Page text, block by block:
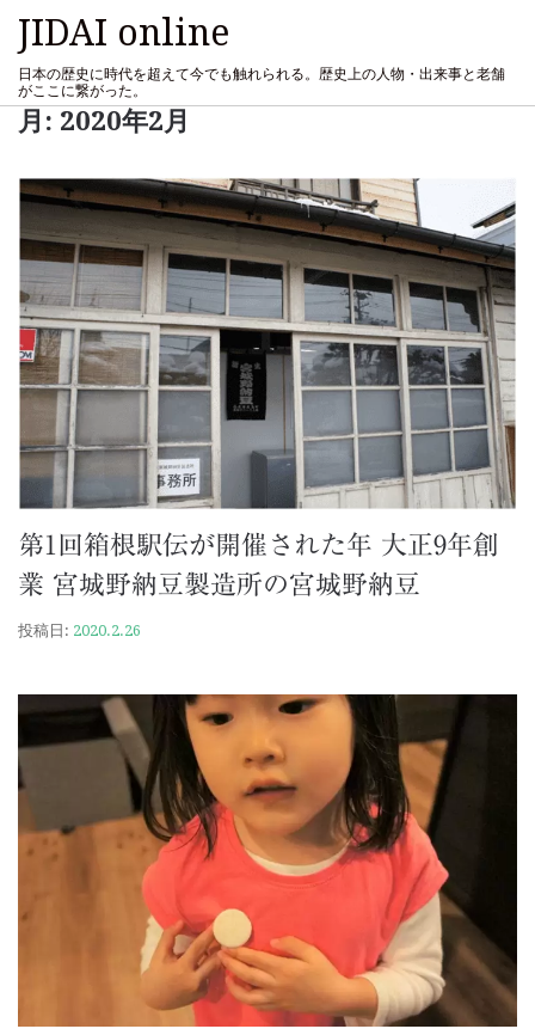
JIDAI online
日本の歴史に時代を超えて今でも触れられる。歴史上の人物・出来事と老舗
がここに繋がった。
月: 2020年2月
第1回箱根駅伝が開催された年 大正9年創
業 宮城野納豆製造所の宮城野納豆
投稿日: 2020.2.26